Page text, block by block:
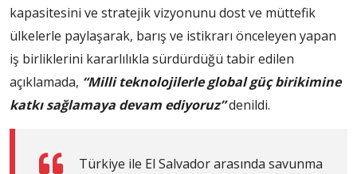
kapasitesini ve stratejik vizyonunu dost ve müttefik
ülkelerle paylaşarak, barış ve istikrarı önceleyen yapan
iş birliklerini kararlılıkla sürdürdüğü tabir edilen
açıklamada, “Milli teknolojilerle global güç birikimine
katkı sağlamaya devam ediyoruz”denildi.
Türkiye ile El Salvador arasında savunma